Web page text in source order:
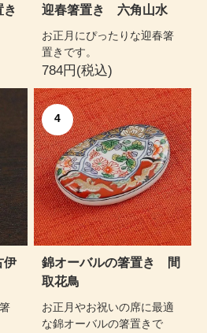
き 迎春箸置き 六角山水
お正月にぴったりな迎春箸
置きです。
784円(税込)
伊
4
錦オーバルの箸置き 間
取花鳥
お正月やお祝いの席に最適
な錦オーバルの箸置きで